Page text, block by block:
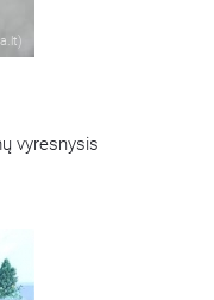
vyresnysis